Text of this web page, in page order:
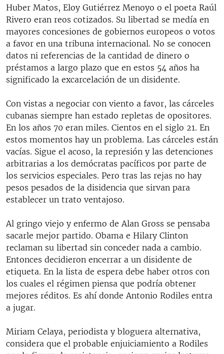
Huber Matos, Eloy Gutiérrez Menoyo o el poeta Raúl
Rivero eran reos cotizados. Su libertad se medía en
mayores concesiones de gobiernos europeos o votos
a favor en una tribuna internacional. No se conocen
datos ni referencias de la cantidad de dinero o
préstamos a largo plazo que en estos 54 años ha
significado la excarcelación de un disidente.
Con vistas a negociar con viento a favor, las cárceles
cubanas siempre han estado repletas de opositores.
En los años 70 eran miles. Cientos en el siglo 21. En
estos momentos hay un problema. Las cárceles están
vacías. Sigue el acoso, la represión y las detenciones
arbitrarias a los demócratas pacíficos por parte de
los servicios especiales. Pero tras las rejas no hay
pesos pesados de la disidencia que sirvan para
establecer un trato ventajoso.
Al gringo viejo y enfermo de Alan Gross se pensaba
sacarle mejor partido. Obama e Hilary Clinton
reclaman su libertad sin conceder nada a cambio.
Entonces decidieron encerrar a un disidente de
etiqueta. En la lista de espera debe haber otros con
los cuales el régimen piensa que podría obtener
mejores réditos. Es ahí donde Antonio Rodiles entra
a jugar.
Miriam Celaya, periodista y bloguera alternativa,
considera que el probable enjuiciamiento a Rodiles